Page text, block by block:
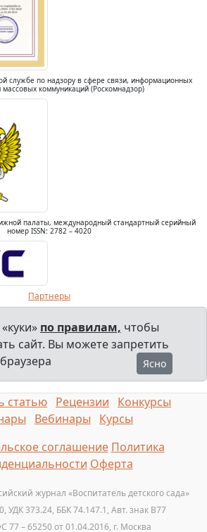
службе по надзору в сфере связи, информационных
массовых коммуникаций (Роскомнадзор)
палаты, международный стандартный серийный
номер ISSN: 2782 – 4020
Партнеры
по правилам, чтобы
сайт. Вы можете запретить
Ясно
статью Рецензии
Конкурсы
Вебинары
Курсы
соглашение Политика
Оферта
журнал «Воспитатель детского сада»
УДК 373.24, ББК 74.147.1, Авт. знак B77
– 65250 от 01.04.2016, г. Москва